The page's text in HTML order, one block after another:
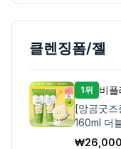
클렌징폼/젤
1위
비플
[망곰굿
160ml 더
₩26,000